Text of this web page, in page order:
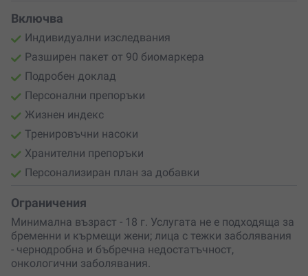
Включва
Индивидуални изследвания
Разширен пакет от 90 биомаркера
Подробен доклад
Персонални препоръки
Жизнен индекс
Тренировъчни насоки
Хранителни препоръки
Персонализиран план за добавки
Ограничения
Минимална възраст - 18 г. Услугата не е подходяща за
бременни и кърмещи жени; лица с тежки заболявания
- чернодробна и бъбречна недостатъчност,
онкологични заболявания.